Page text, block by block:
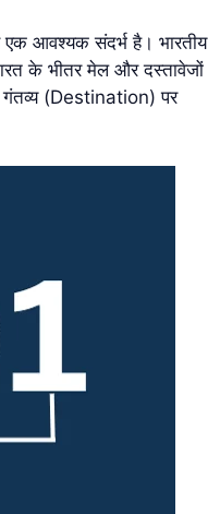
एक आवश्यक संदर्भ है। भारतीय
के भीतर मेल और दस्तावेजों
गंतव्य (Destination) पर